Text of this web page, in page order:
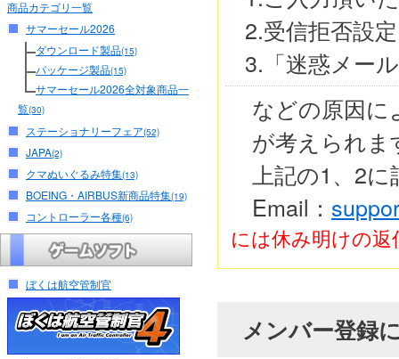
商品カテゴリ一覧
サマーセール2026
ダウンロード製品(15)
パッケージ製品(15)
サマーセール2026全対象商品一
覧(30)
ステーショナリーフェア(52)
JAPA(2)
クマぬいぐるみ特集(13)
BOEING・AIRBUS新商品特集(19)
コントローラー各種(6)
ぼくは航空管制官
2.受信拒否設
3.「迷惑メー
などの原因
が考えられま
上記の1、2
Email：
には休み明けの
メンバー登録